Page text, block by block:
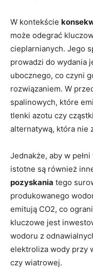
W⁤ kontekście​
może‌ odegrać
cieplarnianych. Jego
prowadzi do ‍wydania
ubocznego, co czyni
rozwiązaniem. W
spalinowych, które
‍tlenki azotu czy⁤
alternatywą, która nie
Jednakże, aby w
istotne są również
pozyskania tego
produkowanego
emitują CO2, co
kluczowe jest
wodoru z
elektroliza wody przy
czy wiatrowej.